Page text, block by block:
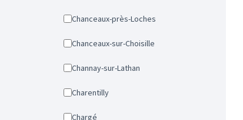
Chanceaux-près-Loches
Chanceaux-sur-Choisille
Channay-sur-Lathan
Charentilly
Chargé